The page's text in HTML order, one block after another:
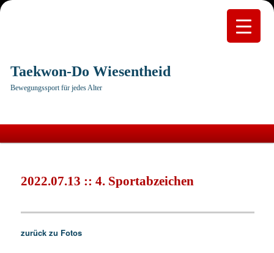
Taekwon-Do Wiesentheid
Bewegungssport für jedes Alter
springen
2022.07.13 :: 4. Sportabzeichen
zurück zu Fotos